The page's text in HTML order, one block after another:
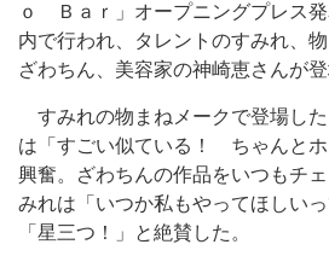
ｏ Ｂａｒ」オープニングプレス
内で行われ、タレントのすみれ、
ざわちん、美容家の神崎恵さんが登
すみれの物まねメークで登場し
は「すごい似ている！ ちゃんと
興奮。ざわちんの作品をいつもチ
みれは「いつか私もやってほしい
「星三つ！」と絶賛した。